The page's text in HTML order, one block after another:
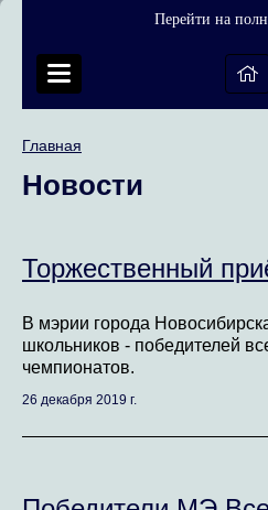
Перейти на
Главная
Новости
Торжественный
В мэрии города
школьников - победителей
чемпионатов.
26 декабря 2019 г.